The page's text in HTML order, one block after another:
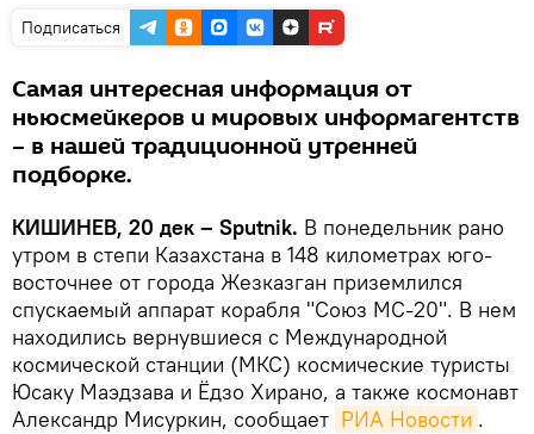
Подписаться
Самая интересная информация от
ньюсмейкеров и мировых информагентств
– в нашей традиционной утренней
подборке.
КИШИНЕВ, 20 дек – Sputnik. В понедельник рано
утром в степи Казахстана в 148 километрах юго-
восточнее от города Жезказган приземлился
спускаемый аппарат корабля "Союз МС-20". В нем
находились вернувшиеся с Международной
космической станции (МКС) космические туристы
Юсаку Маэдзава и Ёдзо Хирано, а также космонавт
Александр Мисуркин, сообщает РИА Новости .